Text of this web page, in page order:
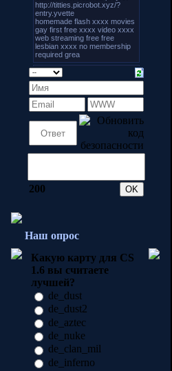
200
Наш опрос
Какую карту для CS
1.6 вы считаете
лучшей?
de_dust
de_dust2
de_aztec
de_nuke
de_clan_mil
de_inferno